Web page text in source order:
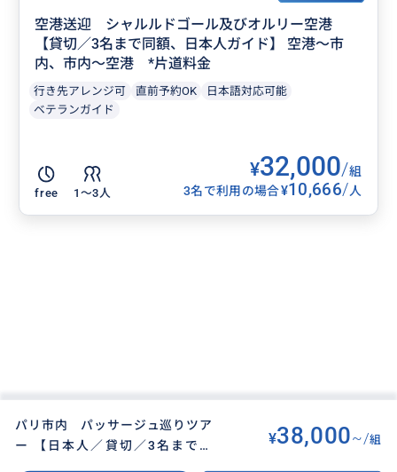
空港送迎 シャルルドゴール及びオルリー空港
【貸切／3名まで同額、日本人ガイド】 空港〜市
内、市内〜空港 *片道料金
行き先アレンジ可 直前予約OK
日本語対応可能
ベテランガイド
free 1〜3人
¥32,000/組
3名で利用の場合¥10,666/人
パリ市内 パッサージュ巡りツア
ー 【日本人／貸切／3名まで同
¥38,000~/組